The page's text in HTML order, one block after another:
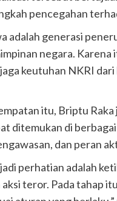
pencegahan
adalah generasi
negara.
keutuhan NKRI
itu, Briptu
ditemukan di
dan peran
perhatian adalah
teror. Pada tahap